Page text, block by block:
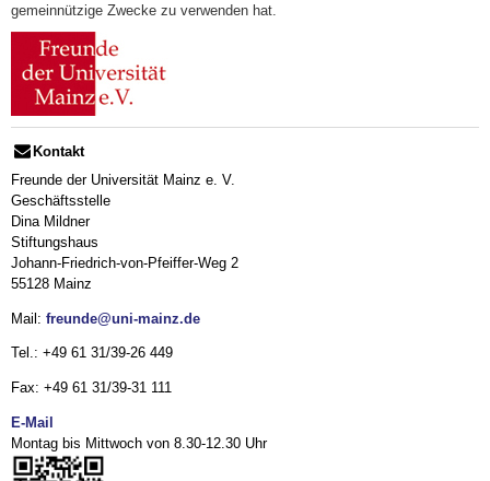
gemeinnützige Zwecke zu verwenden hat.
Kontakt
Freunde der Universität Mainz e. V.
Geschäftsstelle
Dina Mildner
Stiftungshaus
Johann-Friedrich-von-Pfeiffer-Weg 2
55128 Mainz
Mail: freunde@uni-mainz.de
Tel.: +49 61 31/39-26 449
Fax: +49 61 31/39-31 111
E-Mail
Montag bis Mittwoch von 8.30-12.30 Uhr